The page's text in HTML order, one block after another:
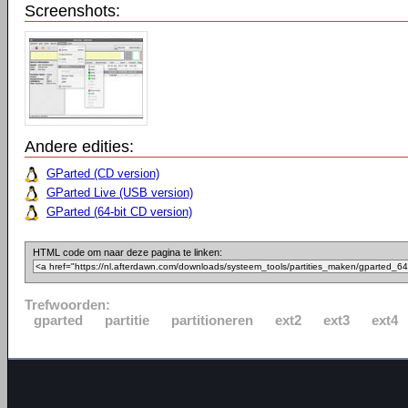
Screenshots:
Andere edities:
GParted (CD version)
GParted Live (USB version)
GParted (64-bit CD version)
HTML code om naar deze pagina te linken:
Trefwoorden:
gparted
partitie partitioneren ext2 ext3 ext4